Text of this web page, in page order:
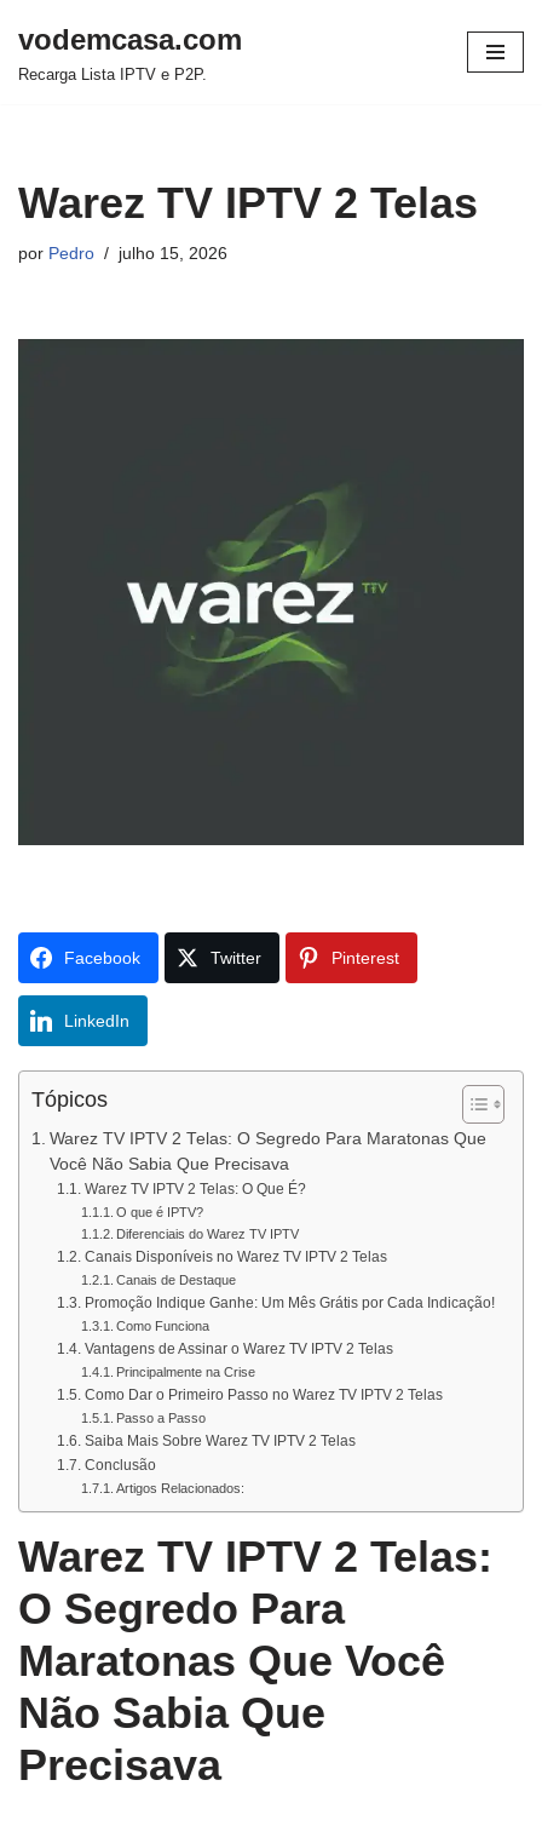
Pular
vodemcasa.com
Recarga Lista IPTV e P2P.
Warez TV IPTV 2 Telas
por Pedro julho 15, 2026
Facebook Twitter Pinterest
LinkedIn
Tópicos
Warez TV IPTV 2 Telas: O Segredo Para Maratonas Que
Você Não Sabia Que Precisava
Warez TV IPTV 2 Telas: O Que É?
O que é IPTV?
Diferenciais do Warez TV IPTV
Canais Disponíveis no Warez TV IPTV 2 Telas
Canais de Destaque
Promoção Indique Ganhe: Um Mês Grátis por Cada Indicação!
Como Funciona
Vantagens de Assinar o Warez TV IPTV 2 Telas
Principalmente na Crise
Como Dar o Primeiro Passo no Warez TV IPTV 2 Telas
Passo a Passo
Saiba Mais Sobre Warez TV IPTV 2 Telas
Conclusão
Artigos Relacionados:
Warez TV IPTV 2 Telas:
O Segredo Para
Maratonas Que Você
Não Sabia Que
Precisava